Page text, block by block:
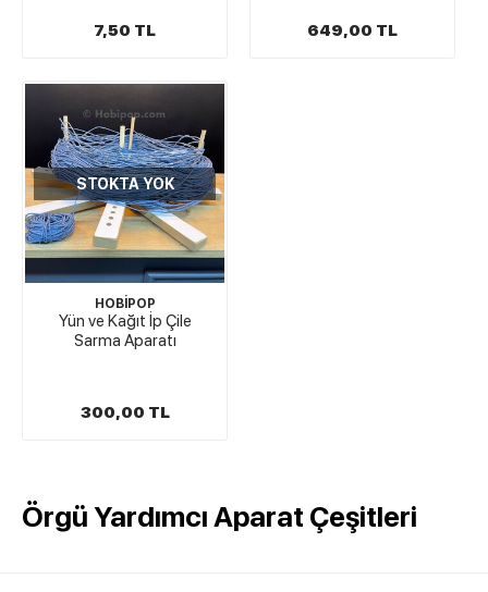
7,50 TL 649,00 TL
STOKTA YOK
HOBİPOP
Yün ve Kağıt İp Çile
Sarma Aparatı
300,00 TL
Örgü Yardımcı Aparat Çeşitleri